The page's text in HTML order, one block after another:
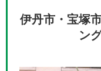
伊丹市・宝塚
ン